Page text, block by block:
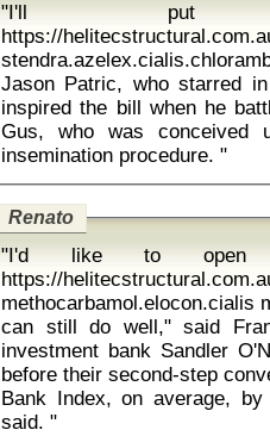
"I'll put
https://
Jason Patric, who starred
inspired the bill when he
Gus, who was conceived
insemination procedure. "
Renato
"I'd like to open
https://
methocarbamol.elocon.cialis
can still do well," said
investment bank Sandler O'Neill Partners. Investments
before their second-step
Bank Index, on average,
said. "